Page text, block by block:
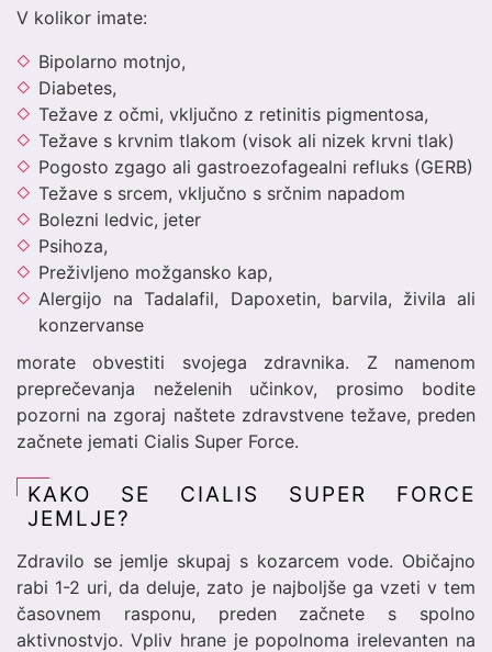
V kolikor imate:
Bipolarno motnjo,
Diabetes,
Težave z očmi, vključno z retinitis pigmentosa,
Težave s krvnim tlakom (visok ali nizek krvni tlak)
Pogosto zgago ali gastroezofagealni refluks (GERB)
Težave s srcem, vključno s srčnim napadom
Bolezni ledvic, jeter
Psihoza,
Preživljeno možgansko kap,
Alergijo na Tadalafil, Dapoxetin, barvila, živila ali
konzervanse
morate obvestiti svojega zdravnika. Z namenom
preprečevanja neželenih učinkov, prosimo bodite
pozorni na zgoraj naštete zdravstvene težave, preden
začnete jemati Cialis Super Force.
KAKO SE CIALIS SUPER FORCE
JEMLJE?
Zdravilo se jemlje skupaj s kozarcem vode. Običajno
rabi 1-2 uri, da deluje, zato je najboljše ga vzeti v tem
časovnem rasponu, preden začnete s spolno
aktivnostvjo. Vpliv hrane je popolnoma irelevanten na